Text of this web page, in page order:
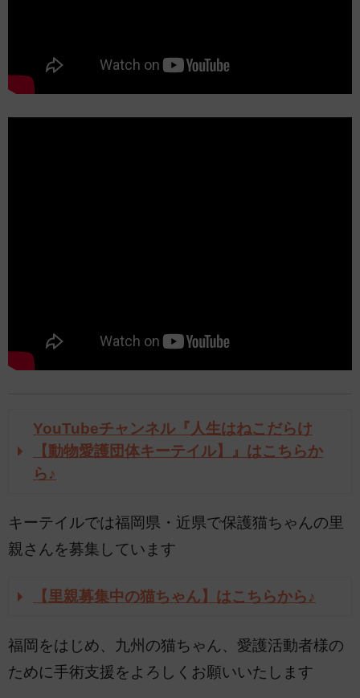
YouTubeチャンネル『人生はねこだらけ
【動物愛護団体キーテイル】』はこちらか
ら♪
キーテイルでは福岡県・近県で保護猫ちゃんの里
親さんを募集しています
【里親募集中の猫ちゃん】はこちらから♪
福岡をはじめ、九州の猫ちゃん、愛護活動者様の
ために手術支援をよろしくお願いいたします